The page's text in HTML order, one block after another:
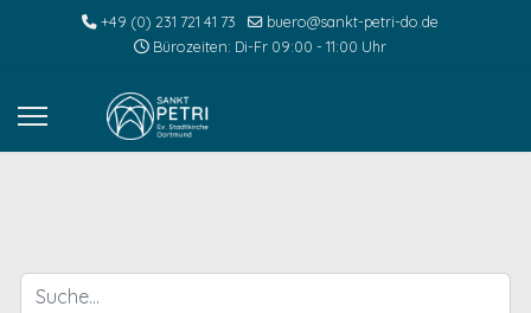
+49 (0) 231 721 41 73
buero@sankt-petri-do.de
Bürozeiten: Di-Fr 09:00 - 11:00 Uhr
Suche...